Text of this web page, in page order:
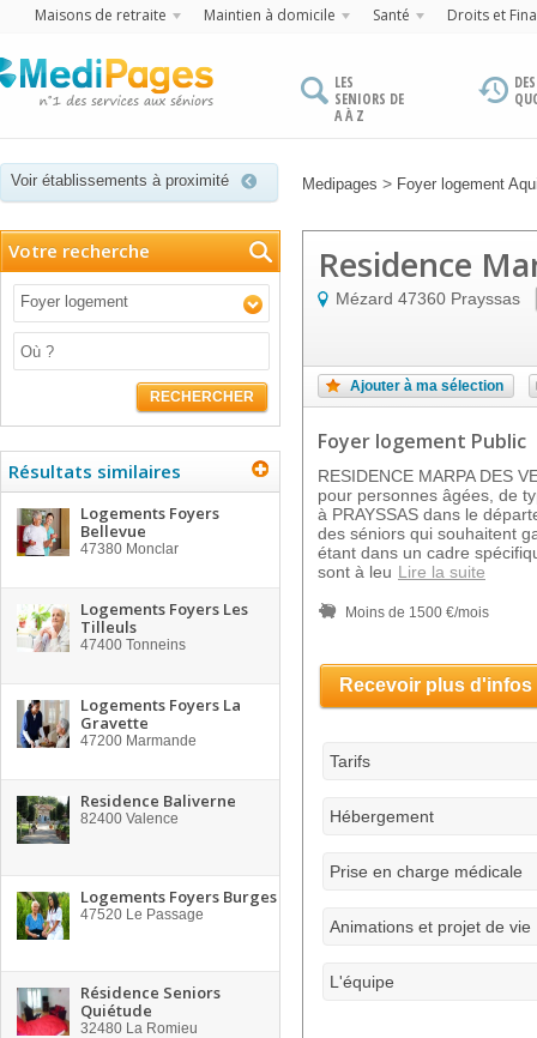
Maisons de retraite Maintien à domicile Santé Droits et
LES
SENIORS DE
A À Z
Voir établissements à proximité Medipages > Foyer logement
Votre recherche
Foyer logement
RECHERCHER
Résultats similaires
Logements Foyers
Bellevue
47380 Monclar
Logements Foyers Les
Tilleuls
47400 Tonneins
Logements Foyers La
Gravette
47200 Marmande
Residence Baliverne
82400 Valence
Logements Foyers Burges
47520 Le Passage
Résidence Seniors
Quiétude
32480 La Romieu
Residence
Mézard 47360 Prayssas
Ajouter à ma sélection
Foyer logement Public
RESIDENCE MARPA DES
pour personnes âgées, de
à PRAYSSAS dans le
des séniors qui souhaitent
étant dans un cadre
sont à leu Lire la suite
Moins de 1500 €/mois
Recevoir plus d'infos
Tarifs
Hébergement
Prise en charge médicale
Animations et projet de vie
L'équipe